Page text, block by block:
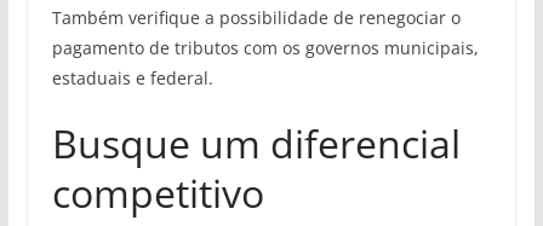
Também verifique a possibilidade de renegociar o
pagamento de tributos com os governos municipais,
estaduais e federal.
Busque um diferencial
competitivo